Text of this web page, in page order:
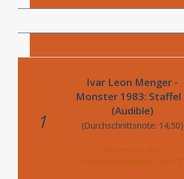
1
Ivar Leon Menger -
Monster 1983: Staffel
(Audible)
(Durchschnittsnote: 14,50)
Rezension auf
ohrcast.wordpress.com